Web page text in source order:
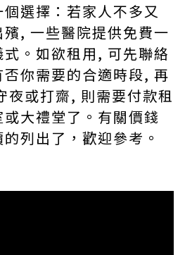
選擇：若家人不多又
, 一些醫院提供免費一
。如欲租用, 可先聯絡
你需要的合適時段, 再
夜或打齋, 則需要付款租
大禮堂了。有關價錢
列出了，歡迎參考。